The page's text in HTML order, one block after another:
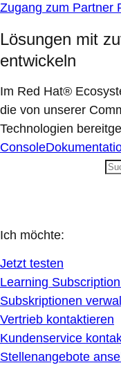
Zugang zum Partner
Lösungen mit
entwickeln
Im Red Hat®
die von unserer
Technologien
Console
Ich möchte:
Jetzt testen
Learning
Subskriptionen
Vertrieb kontaktieren
Kundenservice
Stellenangebote